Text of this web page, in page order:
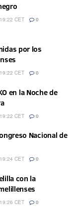
CET 0
por los
CET 0
en la Noche de
CET 0
Nacional de
CET 0
con la
CET 0